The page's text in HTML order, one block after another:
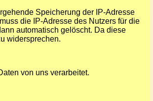
Speicherung der IP-Adresse
die IP-Adresse des Nutzers für die
automatisch gelöscht. Da diese
widersprechen.
von uns verarbeitet.